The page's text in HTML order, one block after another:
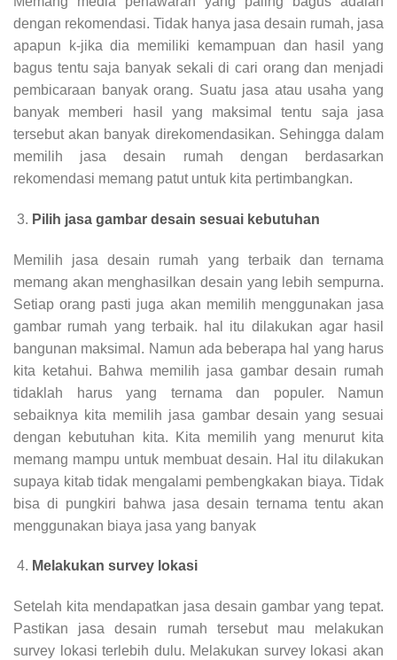
dengan rekomendasi. Tidak hanya jasa desain rumah, jasa
apapun k-jika dia memiliki kemampuan dan hasil yang
bagus tentu saja banyak sekali di cari orang dan menjadi
pembicaraan banyak orang. Suatu jasa atau usaha yang
banyak memberi hasil yang maksimal tentu saja jasa
tersebut akan banyak direkomendasikan. Sehingga dalam
memilih jasa desain rumah dengan berdasarkan
rekomendasi memang patut untuk kita pertimbangkan.
Pilih jasa gambar desain sesuai kebutuhan
Memilih jasa desain rumah yang terbaik dan ternama
memang akan menghasilkan desain yang lebih sempurna.
Setiap orang pasti juga akan memilih menggunakan jasa
gambar rumah yang terbaik. hal itu dilakukan agar hasil
bangunan maksimal. Namun ada beberapa hal yang harus
kita ketahui. Bahwa memilih jasa gambar desain rumah
tidaklah harus yang ternama dan populer. Namun
sebaiknya kita memilih jasa gambar desain yang sesuai
dengan kebutuhan kita. Kita memilih yang menurut kita
memang mampu untuk membuat desain. Hal itu dilakukan
supaya kitab tidak mengalami pembengkakan biaya. Tidak
bisa di pungkiri bahwa jasa desain ternama tentu akan
menggunakan biaya jasa yang banyak
Melakukan survey lokasi
Setelah kita mendapatkan jasa desain gambar yang tepat.
Pastikan jasa desain rumah tersebut mau melakukan
survey lokasi terlebih dulu. Melakukan survey lokasi akan